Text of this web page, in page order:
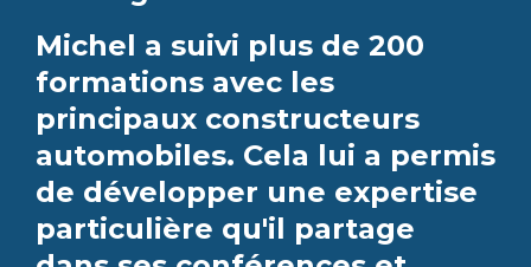
Michel a suivi plus de 200
formations avec les
principaux constructeurs
automobiles. Cela lui a permis
de développer une expertise
particulière qu'il partage